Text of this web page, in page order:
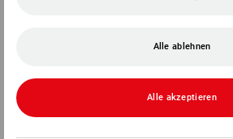
Alle ablehnen
Alle akzeptieren